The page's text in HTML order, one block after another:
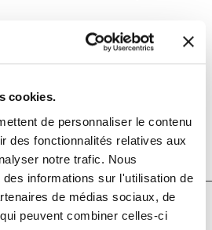
cookies.
de personnaliser le contenu
des fonctionnalités relatives aux
notre trafic. Nous
des informations sur l'utilisation de
de médias sociaux, de
peuvent combiner celles-ci